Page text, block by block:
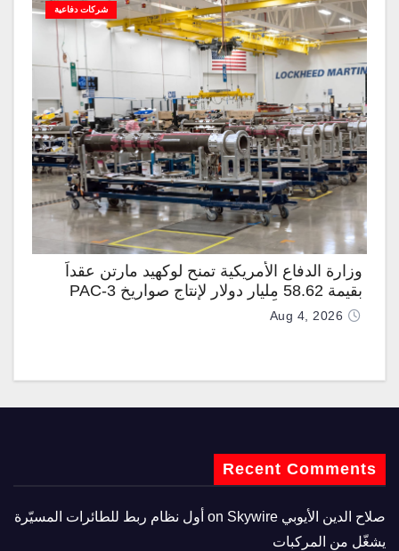
شركات دفاعية
وزارة الدفاع الأمريكية تمنح لوكهيد مارتن عقداً
بقيمة 58.62 مليار دولار لإنتاج صواريخ PAC-3
المطوّرة دعماً لـ “ترسانة الحرية”
Aug 4, 2026
Recent Comments
صلاح الدين الأيوبي
Skywire أول نظام ربط للطائرات المسيّرة
يشغّل من المركبات